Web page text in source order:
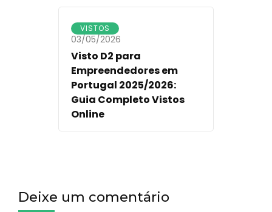
VISTOS
03/05/2026
Visto D2 para
Empreendedores em
Portugal 2025/2026:
Guia Completo Vistos
Online
Deixe um comentário